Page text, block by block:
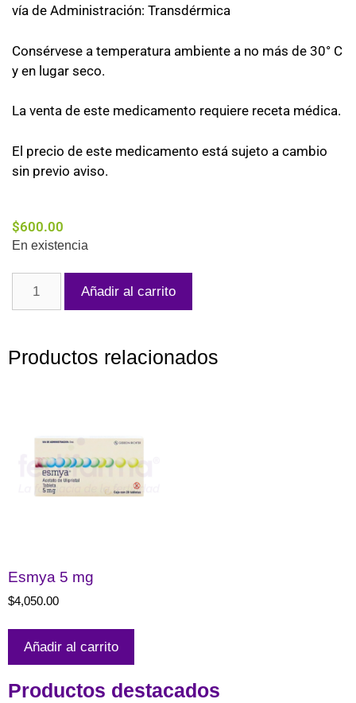
vía de Administración: Transdérmica
Consérvese a temperatura ambiente a no más de 30° C
y en lugar seco.
La venta de este medicamento requiere receta médica.
El precio de este medicamento está sujeto a cambio
sin previo aviso.
$600.00
En existencia
Añadir al carrito
Productos relacionados
Esmya 5 mg
$4,050.00
Añadir al carrito
Productos destacados